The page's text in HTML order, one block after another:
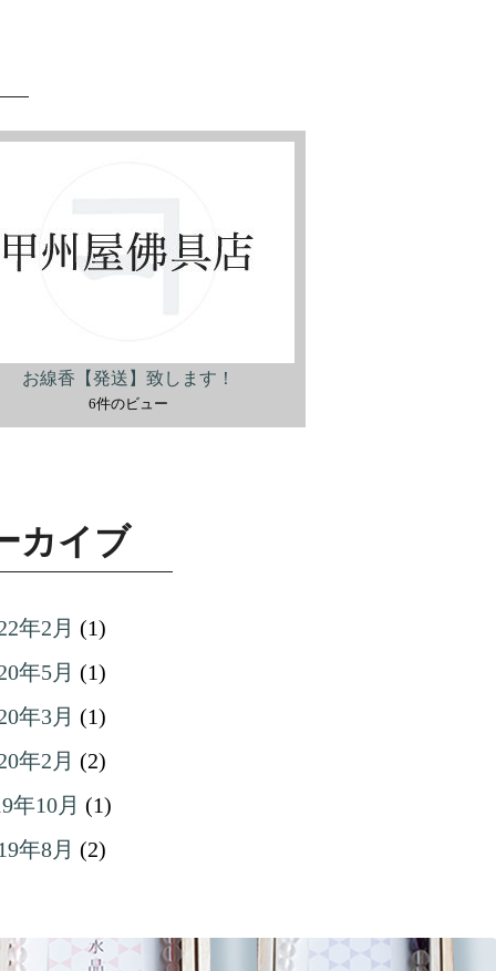
お線香【発送】致します！
6件のビュー
カイブ
年2月 (1)
年5月 (1)
年3月 (1)
年2月 (2)
年10月 (1)
年8月 (2)
年2月
(2)